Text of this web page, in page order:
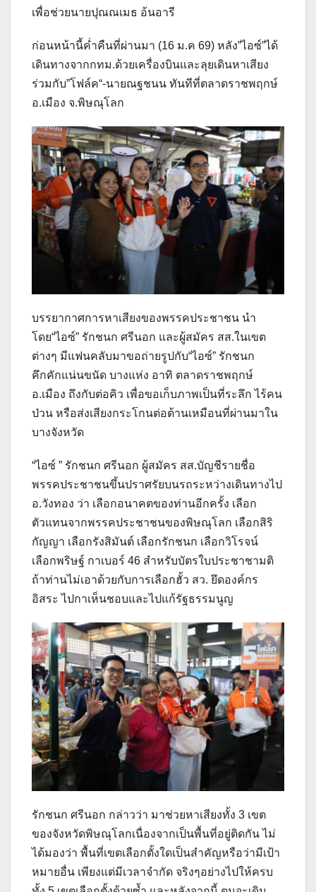
เพื่อช่วยนายปุณณเมธ อ้นอารี
ก่อนหน้านี้ค่ำคืนที่ผ่านมา (16 ม.ค 69) หลัง”ไอซ์”ได้
เดินทางจากกทม.ด้วยเครื่องบินและลุยเดินหาเสียง
ร่วมกับ”โฟล์ค“-นายณฐชนน ทันทีที่ตลาดราชพฤกษ์
อ.เมือง จ.พิษณุโลก
บรรยากาศการหาเสียงของพรรคประชาชน นำ
โดย“ไอซ์” รักชนก ศรีนอก และผู้สมัคร สส.ในเขต
ต่างๆ มีแฟนคลับมาขอถ่ายรูปกับ“ไอซ์” รักชนก
คึกคักแน่นขนัด บางแห่ง อาทิ ตลาดราชพฤกษ์
อ.เมือง ถึงกับต่อคิว เพื่อขอเก็บภาพเป็นที่ระลึก ไร้คน
ป่วน หรือส่งเสียงกระโกนต่อต้านเหมือนที่ผ่านมาใน
บางจังหวัด
“ไอซ์ ” รักชนก ศรีนอก ผู้สมัคร สส.บัญชีรายชื่อ
พรรคประชาชนขึ้นปราศรัยบนรถระหว่างเดินทางไป
อ.วังทอง ว่า เลือกอนาคตของท่านอีกครั้ง เลือก
ตัวแทนจากพรรคประชาชนของพิษณุโลก เลือกสิริ
กัญญา เลือกรังสิมันต์ เลือกรักชนก เลือกวิโรจน์
เลือกพริษฐ์ กาเบอร์ 46 สำหรับบัตรใบประชาชามติ
ถ้าท่านไม่เอาด้วยกับการเลือกฮั้ว สว. ยึดองค์กร
อิสระ ไปกาเห็นชอบและไปแก้รัฐธรรมนูญ
รักชนก ศรีนอก กล่าวว่า มาช่วยหาเสียงทั้ง 3 เขต
ของจังหวัดพิษณุโลกเนื่องจากเป็นพื้นที่อยู่ติดกัน ไม่
ได้มองว่า พื้นที่เขตเลือกตั้งใดเป็นสำคัญหรือว่ามีเป้า
หมายอื่น เพียงแต่มีเวลาจำกัด จริงๆอย่างไปให้ครบ